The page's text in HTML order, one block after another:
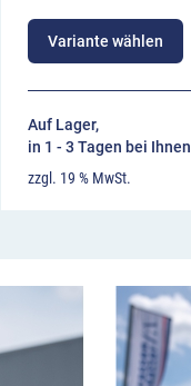
Variante wählen
Auf Lager,
in 1 - 3 Tagen bei Ihnen
zzgl. 19 % MwSt.